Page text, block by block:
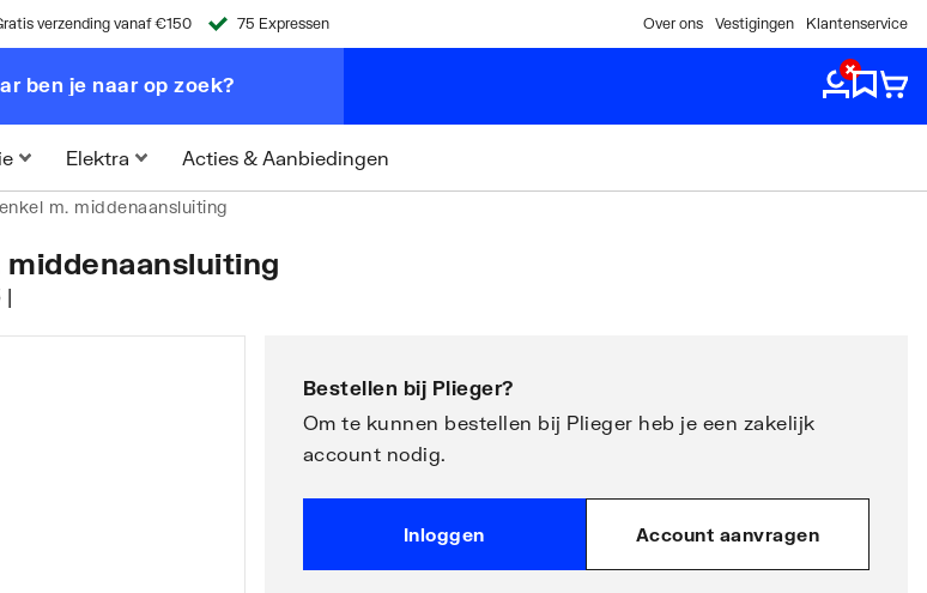
verzending vanaf €150 75 Expressen Over ons Vestigingen Klantenservice
Elektra Acties & Aanbiedingen
m. middenaansluiting
|
Bestellen bij Plieger?
Om te kunnen bestellen bij Plieger heb je een zakelijk
account nodig.
Inloggen Account aanvragen